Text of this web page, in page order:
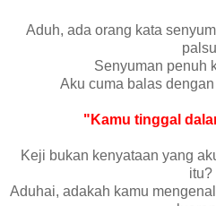
Aduh, ada orang kata
Senyuman penuh
Aku cuma balas
"Kamu tinggal
Keji bukan kenyataan yang
itu?
Aduhai, adakah kamu